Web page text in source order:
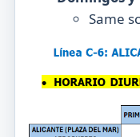
Same